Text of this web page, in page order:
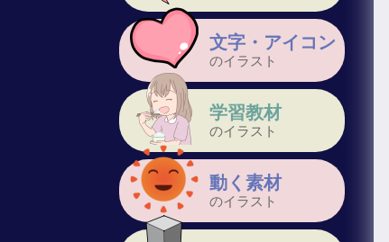
文字・アイコン
のイラスト
学習教材
のイラスト
動く素材
のイラスト